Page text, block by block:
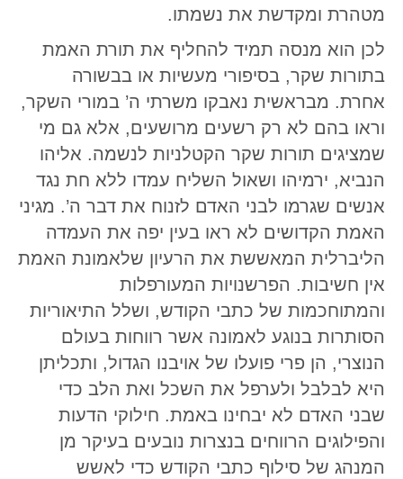
מטהרת ומקדשת את נשמתו.
לכן הוא מנסה תמיד להחליף את תורת האמת
בתורות שקר, בסיפורי מעשיות או בבשורה
אחרת. מבראשית נאבקו משרתי ה’ במורי השקר,
וראו בהם לא רק רשעים מרושעים, אלא גם מי
שמציגים תורות שקר הקטלניות לנשמה. אליהו
הנביא, ירמיהו ושאול השליח עמדו ללא חת נגד
אנשים שגרמו לבני האדם לזנוח את דבר ה’. מגיני
האמת הקדושים לא ראו בעין יפה את העמדה
הליברלית המאששת את הרעיון שלאמונת האמת
אין חשיבות. הפרשנויות המעורפלות
והמתוחכמות של כתבי הקודש, ושלל התיאוריות
הסותרות בנוגע לאמונה אשר רווחות בעולם
הנוצרי, הן פרי פועלו של אויבנו הגדול, ותכליתן
היא לבלבל ולערפל את השכל ואת הלב כדי
שבני האדם לא יבחינו באמת. חילוקי הדעות
והפילוגים הרווחים בנצרות נובעים בעיקר מן
המנהג של סילוף כתבי הקודש כדי לאשש